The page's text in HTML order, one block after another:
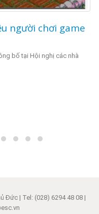
người chơi game
bố tại Hội nghị các nhà
Đức | Tel: (028) 6294 48 08 |